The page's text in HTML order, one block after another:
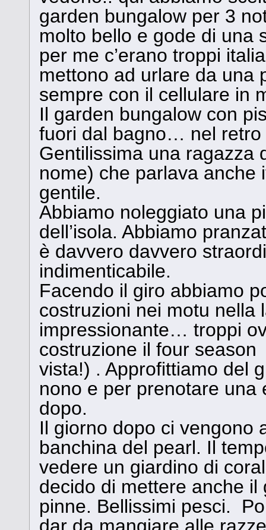
garden bungalow per 3
molto bello e gode di una
per me c’erano troppi
mettono ad urlare da una
sempre con il cellulare in
Il garden bungalow con
fuori dal bagno… nel
Gentilissima una ragazza
nome) che parlava anche
gentile.
Abbiamo noleggiato una
dell’isola. Abbiamo
è davvero davvero
indimenticabile.
Facendo il giro abbiamo
costruzioni nei motu
impressionante… troppi
costruzione il four
vista!) . Approfittiamo del
nono e per prenotare una
dopo.
Il giorno dopo ci vengono
banchina del pearl. Il
vedere un giardino di
decido di mettere anche
pinne. Bellissimi pesci.
dar da mangiare alle